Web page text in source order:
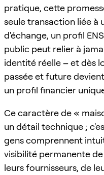
pratique, cette
seule transaction liée à
d'échange, un profil
public peut relier à
identité réelle – et dès
passée et future
un profil financier
Ce caractère de «
un détail technique ;
gens comprennent
visibilité permanente
leurs fournisseurs, de